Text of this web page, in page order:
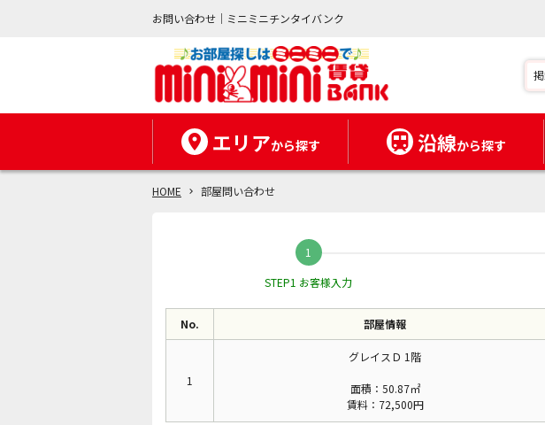
お問い合わせ｜ミニミニチンタイバンク
エリアから探す 沿線から探す
HOME 部屋問い合わせ
STEP1 お客様入力
No. 部屋情報
1
グレイスＤ 1階
面積：50.87㎡
賃料：72,500円